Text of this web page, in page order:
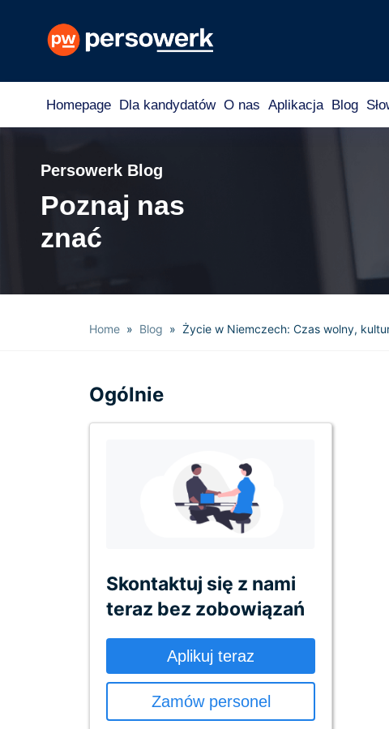
Homepage Dla kandydatów O nas Aplikacja Blog
Persowerk Blog
Poznaj nas
znać
Home » Blog » Życie w Niemczech: Czas wolny,
Ogólnie
Skontaktuj się z nami
teraz bez zobowiązań
Aplikuj teraz
Zamów personel